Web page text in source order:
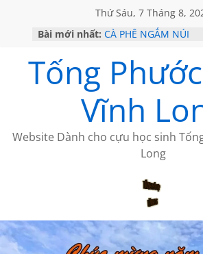
Thứ Sáu, 7 Tháng 8,
Bài mới nhất: CÀ PHÊ NGẮM NÚI
GẶP Ở MỸ
HỌC SỬ HỒI XƯA
MỘT ĐỜI ĐI QUA
SÁCH
BẤT CHỢT CỦA CHÂU
Tống
Vĩnh
Website Dành cho cựu học sinh
Long